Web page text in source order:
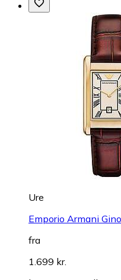
Ure
Emporio Armani
fra
1.699 kr.